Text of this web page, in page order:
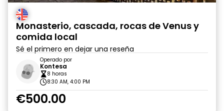
Monasterio, cascada, rocas de Venus y
comida local
Sé el primero en dejar una reseña
Operado por
Kontesa
8 horas
8:30 AM, 4:00 PM
€500.00